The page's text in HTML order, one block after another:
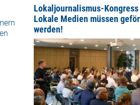
Lokaljournalismus-Kongress
Lokale Medien müssen
werden!